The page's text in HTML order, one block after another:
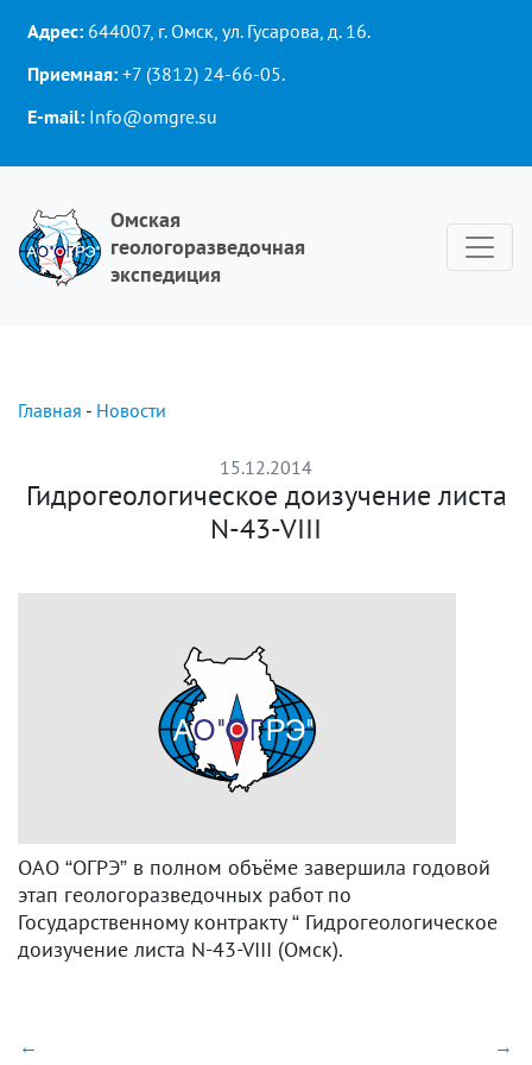
Адрес: 644007, г. Омск, ул. Гусарова, д. 16.
Приемная: +7 (3812) 24-66-05.
E-mail: Info@omgre.su
Омская
геологоразведочная
экспедиция
Главная - Новости
15.12.2014
Гидрогеологическое доизучение листа
N-43-VIII
ОАО “ОГРЭ” в полном объёме завершила годовой
этап геологоразведочных работ по
Государственному контракту “ Гидрогеологическое
доизучение листа N-43-VIII (Омск).
← →